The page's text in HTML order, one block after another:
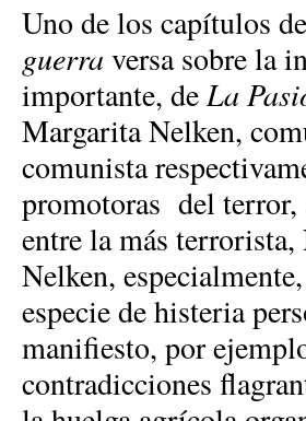
Uno de los capítulos de
guerra versa sobre la
importante, deLa
Margarita Nelken,
comunista
promotoras del terror,
entre la más
Nelken,
especie de histeria
manifiesto, por
contradicciones